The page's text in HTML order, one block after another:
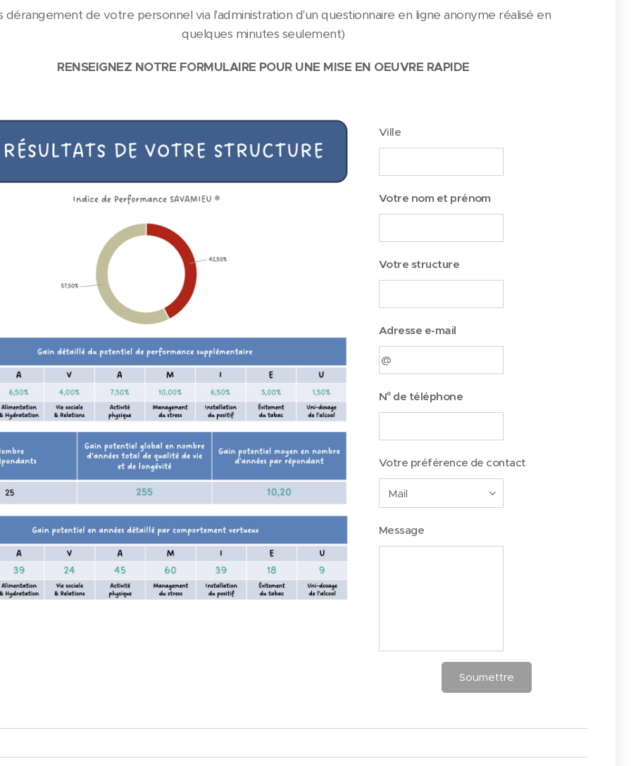
dérangement de votre personnel via l'administration d'un questionnaire en ligne anonyme réalisé en
quelques minutes seulement)
RENSEIGNEZ NOTRE FORMULAIRE POUR UNE MISE EN OEUVRE RAPIDE
Ville
Votre nom et prénom
Votre structure
Adresse e-mail
N° de téléphone
Votre préférence de contact
Message
Soumettre